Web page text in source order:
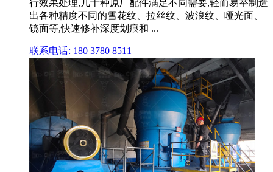
行效果处理,几十种原厂配件满足不同需要,轻而易举制造
出各种精度不同的雪花纹、拉丝纹、波浪纹、哑光面、
镜面等,快速修补深度划痕和 ...
联系电话: 180 3780 8511